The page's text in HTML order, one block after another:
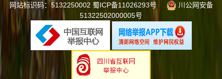
网站标识码：5132250002 蜀ICP备11026293号
川公网安备
51322502000005号